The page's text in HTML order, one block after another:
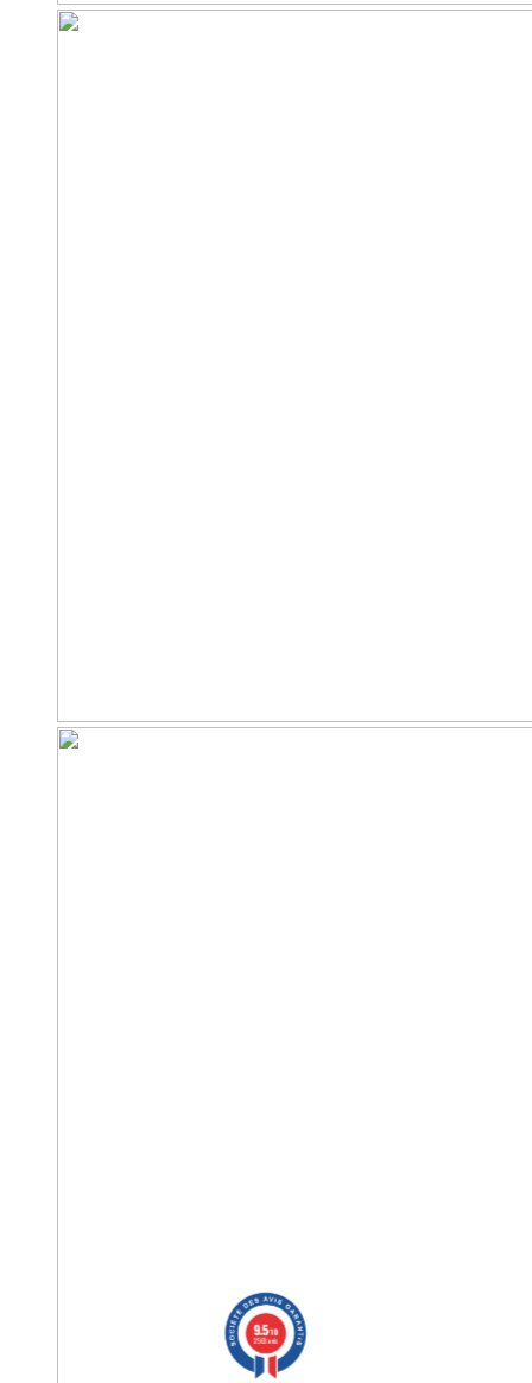
9.5/10
2563 avis